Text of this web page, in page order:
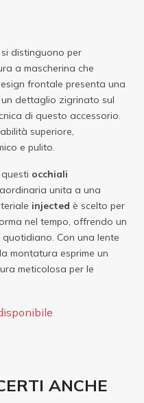
si distinguono per
a mascherina che
frontale presenta una
dettaglio zigrinato sul
di questo accessorio.
superiore,
e pulito.
questi occhiali
unita a una
injected è scelto per
nel tempo, offrendo un
Con una lente
montatura esprime un
meticolosa per le
ANCHE